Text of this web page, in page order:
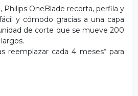
Philips OneBlade recorta, perfila y
y cómodo gracias a una capa
de corte que se mueve 200
reemplazar cada 4 meses* para